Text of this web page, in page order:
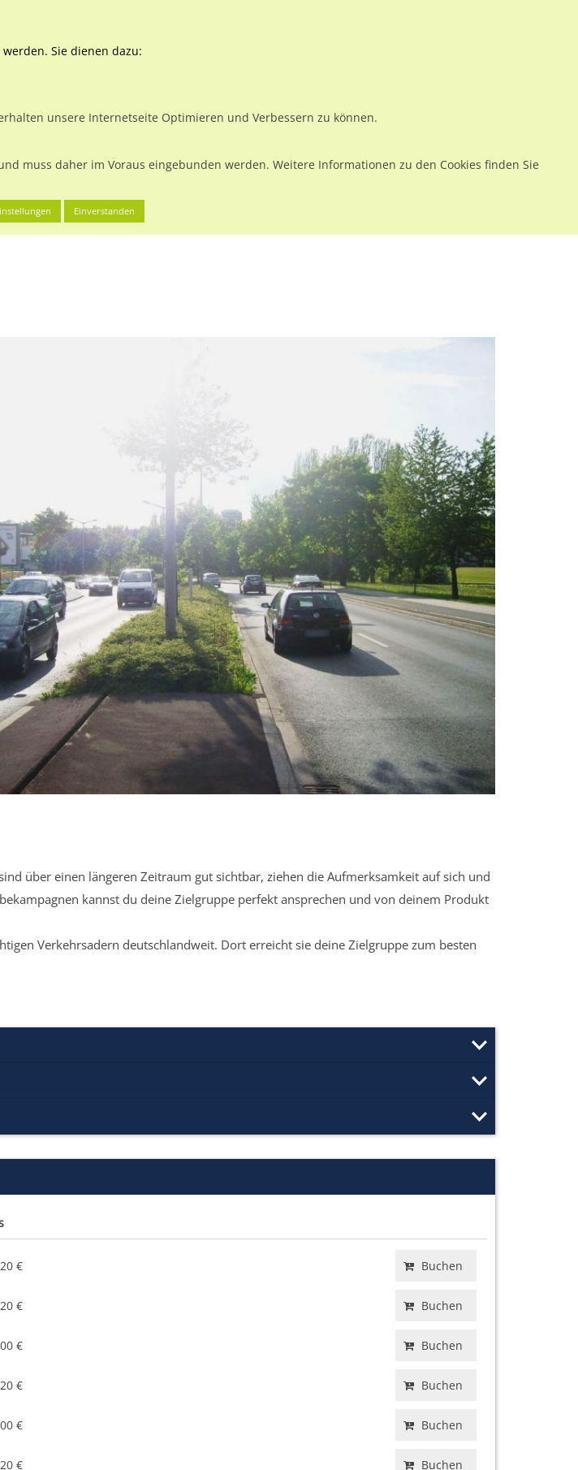
über einen längeren Zeitraum gut sichtbar, ziehen die Aufmerksamkeit auf sich und
kannst du deine Zielgruppe perfekt ansprechen und von deinem Produkt
Verkehrsadern deutschlandweit. Dort erreicht sie deine Zielgruppe zum besten
€ Buchen
€ Buchen
€ Buchen
€ Buchen
€ Buchen
€ Buchen
Sie dienen dazu:
unsere Internetseite Optimieren und Verbessern zu können.
muss daher im Voraus eingebunden werden. Weitere Informationen zu den Cookies finden Sie
Einverstanden